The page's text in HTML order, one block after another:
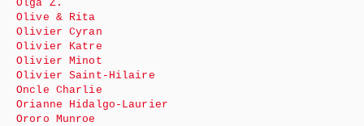
Olga Z.
Olive & Rita
Olivier Cyran
Olivier Katre
Olivier Minot
Olivier Saint-Hilaire
Oncle Charlie
Orianne Hidalgo-Laurier
Ororo Munroe